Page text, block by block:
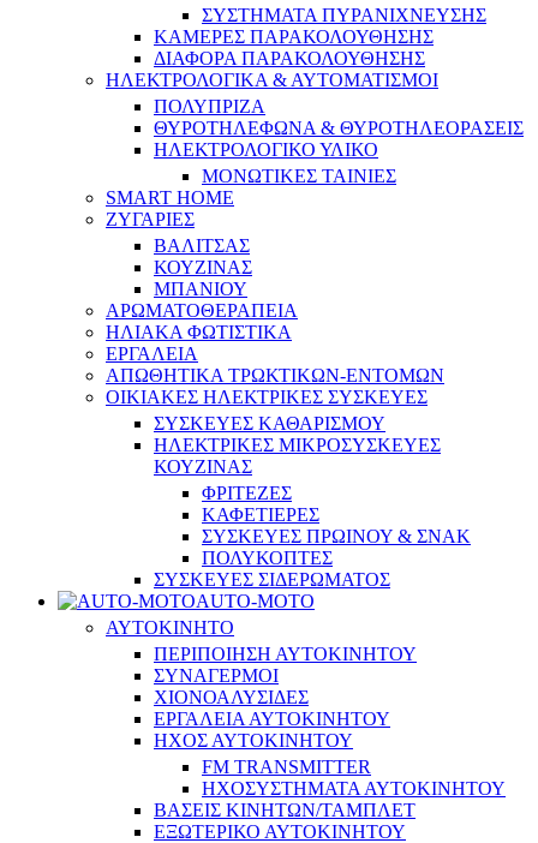
ΣΥΣΤΗΜΑΤΑ ΠΥΡΑΝΙΧΝΕΥΣΗΣ
ΚΑΜΕΡΕΣ ΠΑΡΑΚΟΛΟΥΘΗΣΗΣ
ΔΙΑΦΟΡΑ ΠΑΡΑΚΟΛΟΥΘΗΣΗΣ
ΗΛΕΚΤΡΟΛΟΓΙΚΑ & ΑΥΤΟΜΑΤΙΣΜΟΙ
ΠΟΛΥΠΡΙΖΑ
ΘΥΡΟΤΗΛΕΦΩΝΑ & ΘΥΡΟΤΗΛΕΟΡΑΣΕΙΣ
ΗΛΕΚΤΡΟΛΟΓΙΚΟ ΥΛΙΚΟ
ΜΟΝΩΤΙΚΕΣ ΤΑΙΝΙΕΣ
SMART HOME
ΖΥΓΑΡΙΕΣ
ΒΑΛΙΤΣΑΣ
ΚΟΥΖΙΝΑΣ
ΜΠΑΝΙΟΥ
ΑΡΩΜΑΤΟΘΕΡΑΠΕΙΑ
ΗΛΙΑΚΑ ΦΩΤΙΣΤΙΚΑ
ΕΡΓΑΛΕΙΑ
ΑΠΩΘΗΤΙΚΑ ΤΡΩΚΤΙΚΩΝ-ΕΝΤΟΜΩΝ
ΟΙΚΙΑΚΕΣ ΗΛΕΚΤΡΙΚΕΣ ΣΥΣΚΕΥΕΣ
ΣΥΣΚΕΥΕΣ ΚΑΘΑΡΙΣΜΟΥ
ΗΛΕΚΤΡΙΚΕΣ ΜΙΚΡΟΣΥΣΚΕΥΕΣ
ΚΟΥΖΙΝΑΣ
ΦΡΙΤΕΖΕΣ
ΚΑΦΕΤΙΕΡΕΣ
ΣΥΣΚΕΥΕΣ ΠΡΩΙΝΟΥ & ΣΝΑΚ
ΠΟΛΥΚΟΠΤΕΣ
ΣΥΣΚΕΥΕΣ ΣΙΔΕΡΩΜΑΤΟΣ
AUTO-MOTO
ΑΥΤΟΚΙΝΗΤΟ
ΠΕΡΙΠΟΙΗΣΗ ΑΥΤΟΚΙΝΗΤΟΥ
ΣΥΝΑΓΕΡΜΟΙ
ΧΙΟΝΟΑΛΥΣΙΔΕΣ
ΕΡΓΑΛΕΙΑ ΑΥΤΟΚΙΝΗΤΟΥ
ΗΧΟΣ ΑΥΤΟΚΙΝΗΤΟΥ
FM TRANSMITTER
ΗΧΟΣΥΣΤΗΜΑΤΑ ΑΥΤΟΚΙΝΗΤΟΥ
ΒΑΣΕΙΣ ΚΙΝΗΤΩΝ/ΤΑΜΠΛΕΤ
ΕΞΩΤΕΡΙΚΟ ΑΥΤΟΚΙΝΗΤΟΥ